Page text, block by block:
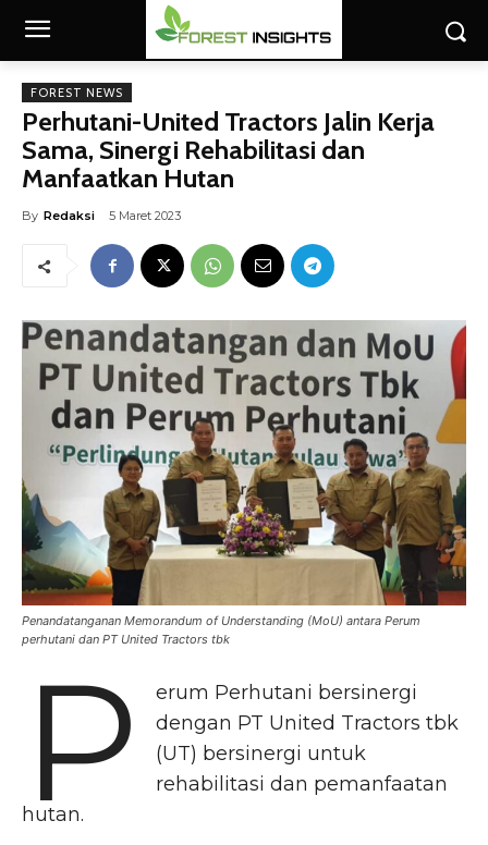
FOREST NEWS
Perhutani-United Tractors Jalin Kerja
Sama, Sinergi Rehabilitasi dan
Manfaatkan Hutan
By Redaksi 5 Maret 2023
Penandatanganan Memorandum of Understanding (MoU) antara Perum
perhutani dan PT United Tractors tbk
P
erum Perhutani bersinergi
dengan PT United Tractors tbk
(UT) bersinergi untuk
rehabilitasi dan pemanfaatan
hutan.